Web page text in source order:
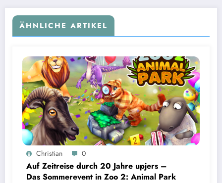
ÄHNLICHE ARTIKEL
Christian 0
Auf Zeitreise durch 20 Jahre upjers –
Das Sommerevent in Zoo 2: Animal Park